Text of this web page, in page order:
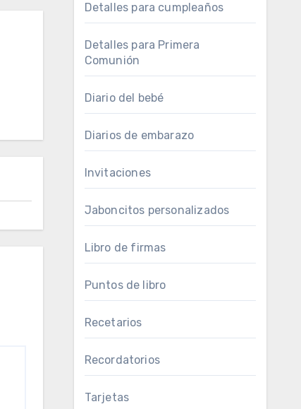
Detalles para cumpleaños
Detalles para Primera
Comunión
Diario del bebé
Diarios de embarazo
Invitaciones
Jaboncitos personalizados
Libro de firmas
Puntos de libro
Recetarios
Recordatorios
Tarjetas